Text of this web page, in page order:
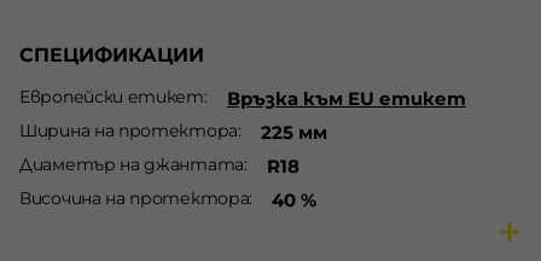
СПЕЦИФИКАЦИИ
Европейски етикет Връзка към EU етикет
Ширина на протектора 225 мм
Диаметър на джантата R18
Височина на протектора 40 %